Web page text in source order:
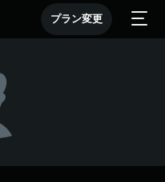
プラン変更